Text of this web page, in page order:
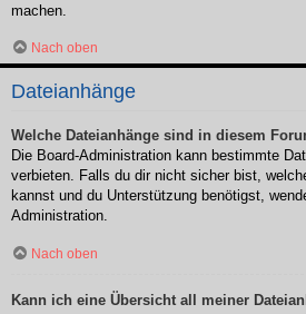
machen.
Nach oben
Dateianhänge
Welche Dateianhänge sind in diesem
Die Board-Administration kann bestimmte
verbieten. Falls du dir nicht sicher bist,
kannst und du Unterstützung benötigst,
Administration.
Nach oben
Kann ich eine Übersicht all meiner